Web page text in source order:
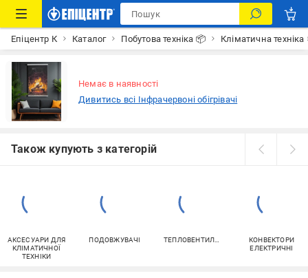
Епіцентр К Каталог Побутова техніка 📦 Кліматична
Немає в наявності
Дивитись всі Інфрачервоні обігрівачі
Також купують з категорій
АКСЕСУАРИ ДЛЯ
КЛІМАТИЧНОЇ
ТЕХНІКИ
ПОДОВЖУВАЧІ
КОНВЕКТОРИ
ЕЛЕКТРИЧНІ